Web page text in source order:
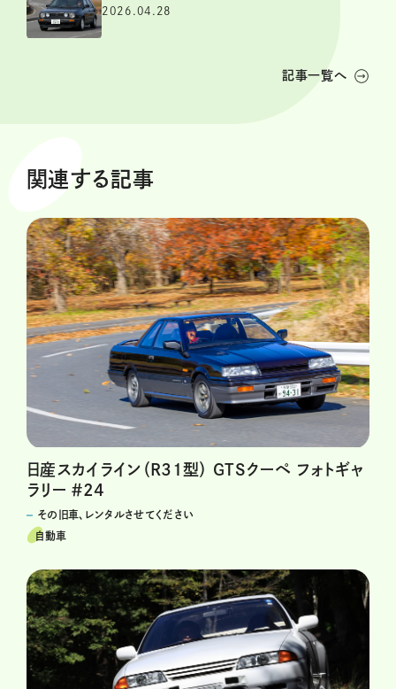
2026.04.28
記事一覧へ
関連する記事
日産スカイライン（R31型） GTSクーペ フォトギャ
ラリー ＃24
その旧車、レンタルさせてください
自動車